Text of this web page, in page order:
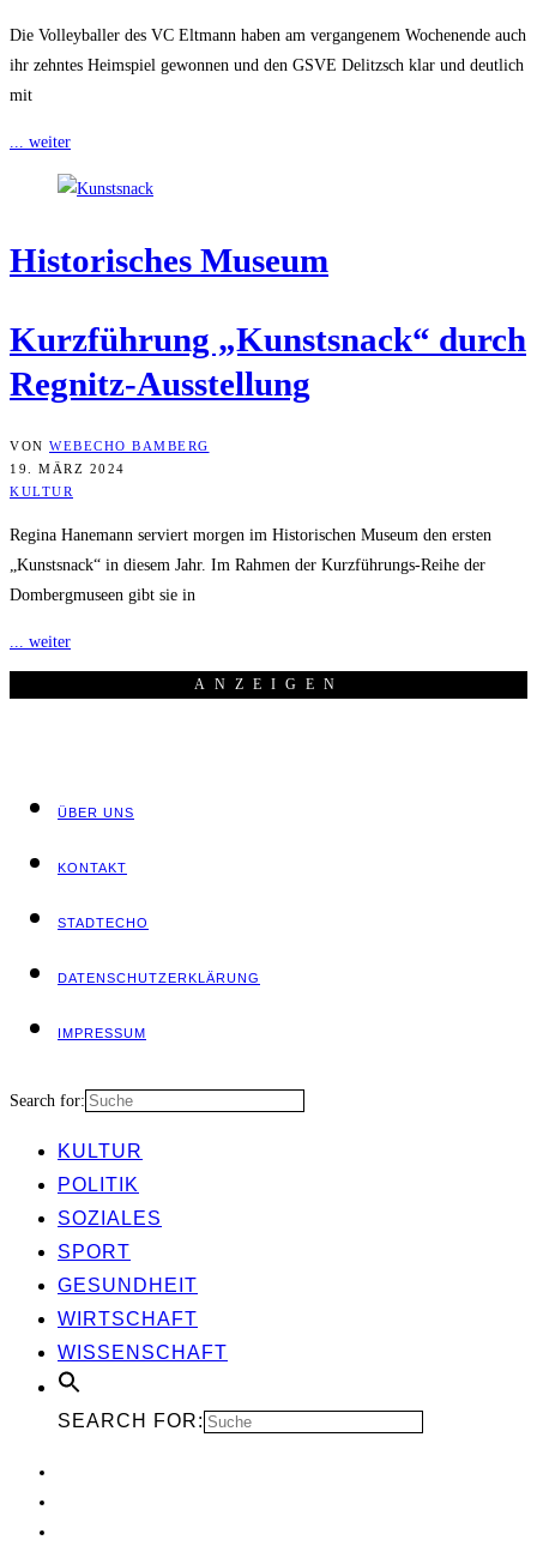
Die Volleyballer des VC Eltmann haben am vergangenem Wochenende auch
ihr zehntes Heimspiel gewonnen und den GSVE Delitzsch klar und deutlich
mit
... weiter
His­to­ri­sches Museum
Kurz­füh­rung „Kunst­snack“ durch
Regnitz-Ausstellung
VON WEBECHO BAMBERG
19. MÄRZ 2024
KULTUR
Regina Hanemann serviert morgen im Historischen Museum den ersten
„Kunstsnack“ in diesem Jahr. Im Rahmen der Kurzführungs-Reihe der
Dombergmuseen gibt sie in
... weiter
ANZEI­GEN
ÜBER UNS
KON­TAKT
STADT­ECHO
DATEN­SCHUTZ­ER­KLÄ­RUNG
IMPRES­SUM
Search for:
KUL­TUR
POLI­TIK
SOZIA­LES
SPORT
GESUND­HEIT
WIRT­SCHAFT
WIS­SEN­SCHAFT
SEARCH FOR: